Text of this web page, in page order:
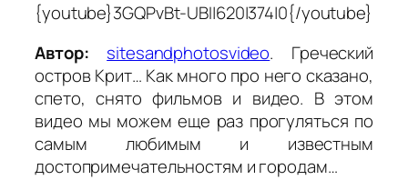
{youtube}3GQPvBt-UBI|620|374|0{/youtube}
Автор:
sitesandphotosvideo. Греческий
остров Крит… Как много про него сказано,
спето, снято фильмов и видео. В этом
видео мы можем еще раз прогуляться по
самым любимым и известным
достопримечательностям и городам…